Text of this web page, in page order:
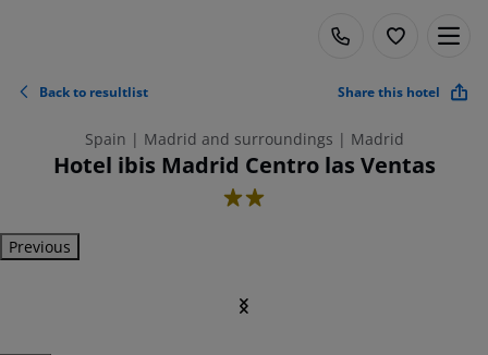
Back to resultlist Share this hotel
Spain | Madrid and surroundings | Madrid
Hotel ibis Madrid Centro las Ventas
2
Previous